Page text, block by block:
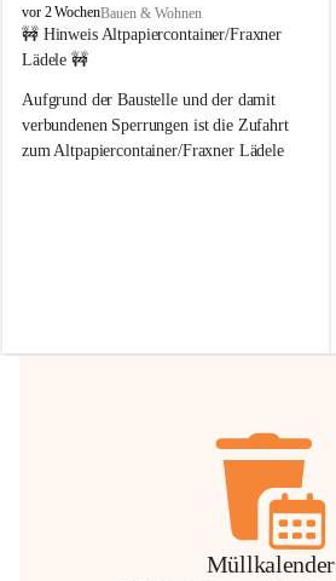
F
r
a
e
r
n
vor 2 WochenBauen & Wohnen
🚧 Hinweis Altpapiercontainer/Fraxner
Lädele 🚧
Aufgrund der Baustelle und der damit
verbundenen Sperrungen ist die Zufahrt
zum Altpapiercontainer/Fraxner Lädele
Hilfsbereitschaft!
Müllkalender